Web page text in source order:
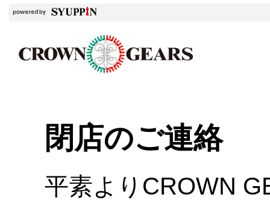
閉店のご連絡
平素よりCROWN